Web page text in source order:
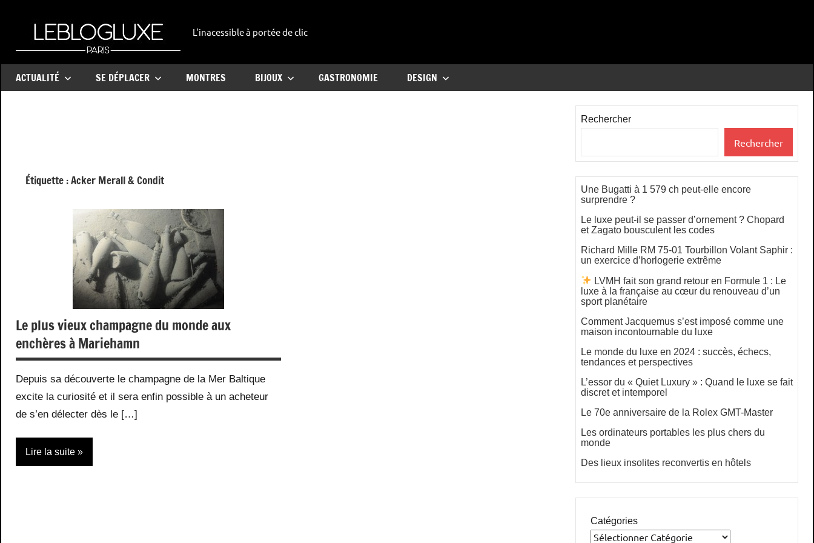
contenu
leblogluxe
L'inacessible à portée de clic
ACTUALITÉ SE DÉPLACER MONTRES BIJOUX GASTRONOMIE DESIGN
Étiquette :Acker Merall & Condit
Le plus vieux champagne du monde aux
enchères à Mariehamn
Depuis sa découverte le champagne de la Mer Baltique
excite la curiosité et il sera enfin possible à un acheteur
de s’en délecter dès le […]
Lire la suite
Rechercher
Rechercher
Une Bugatti à 1 579 ch peut-elle encore
surprendre ?
Le luxe peut-il se passer d’ornement ? Chopard
et Zagato bousculent les codes
Richard Mille RM 75-01 Tourbillon Volant Saphir :
un exercice d’horlogerie extrême
LVMH fait son grand retour en Formule 1 : Le
luxe à la française au cœur du renouveau d’un
sport planétaire
Comment Jacquemus s’est imposé comme une
maison incontournable du luxe
Le monde du luxe en 2024 : succès, échecs,
tendances et perspectives
L’essor du « Quiet Luxury » : Quand le luxe se fait
discret et intemporel
Le 70e anniversaire de la Rolex GMT-Master
Les ordinateurs portables les plus chers du
monde
Des lieux insolites reconvertis en hôtels
Catégories